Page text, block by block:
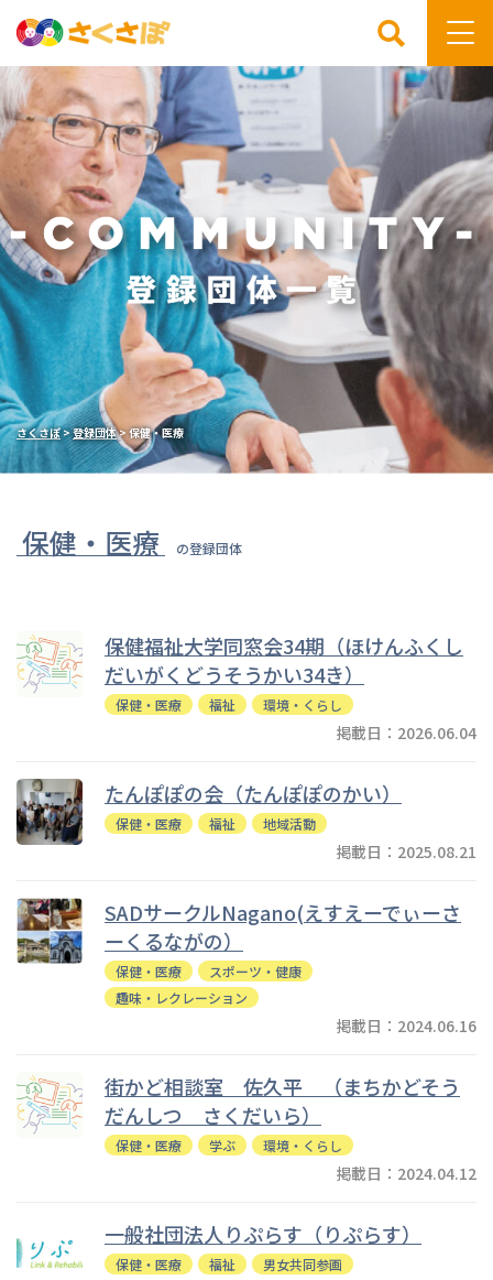
検索
さくさぽ>登録団体>保健・医療
保健・医療 の登録団体
保健福祉大学同窓会34期（ほけんふくし
だいがくどうそうかい34き）
保健・医療 福祉 環境・くらし
掲載日：2026.06.04
たんぽぽの会（たんぽぽのかい）
保健・医療 福祉 地域活動
掲載日：2025.08.21
SADサークルNagano(えすえーでぃーさ
ーくるながの）
保健・医療
スポーツ・健康
趣味・レクレーション
掲載日：2024.06.16
街かど相談室 佐久平 （まちかどそう
だんしつ さくだいら）
保健・医療 学ぶ 環境・くらし
掲載日：2024.04.12
一般社団法人りぷらす（りぷらす）
保健・医療 福祉 男女共同参画